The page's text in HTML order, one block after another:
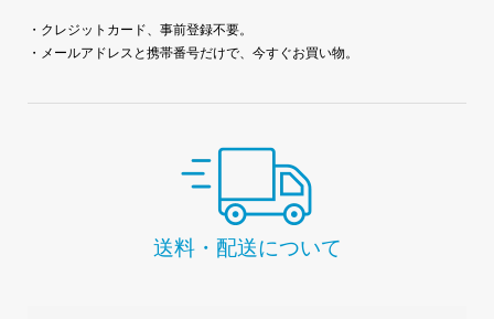
・クレジットカード、事前登録不要。
・メールアドレスと携帯番号だけで、今すぐお買い物。
送料・配送について